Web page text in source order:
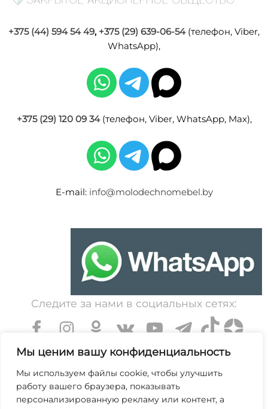
Мы ценим вашу конфиденциальность
Мы используем файлы cookie, чтобы улучшить
работу вашего браузера, показывать
персонализированную рекламу или контент, а
+375 (44) 594 54 49, +375 (29) 639-06-54(телефон, Viber,
WhatsApp),
+375 (29) 120 09 34(телефон, Viber, WhatsApp, Max),
E-mail: info@molodechnomebel.by
Следите за нами в социальных сетях:
УНП 600203065. Свидетельство о государственной